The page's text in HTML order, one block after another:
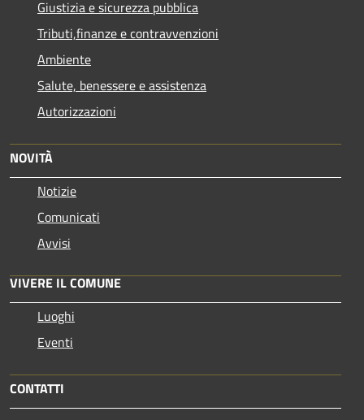
Giustizia e sicurezza pubblica
Tributi,finanze e contravvenzioni
Ambiente
Salute, benessere e assistenza
Autorizzazioni
NOVITÀ
Notizie
Comunicati
Avvisi
VIVERE IL COMUNE
Luoghi
Eventi
CONTATTI